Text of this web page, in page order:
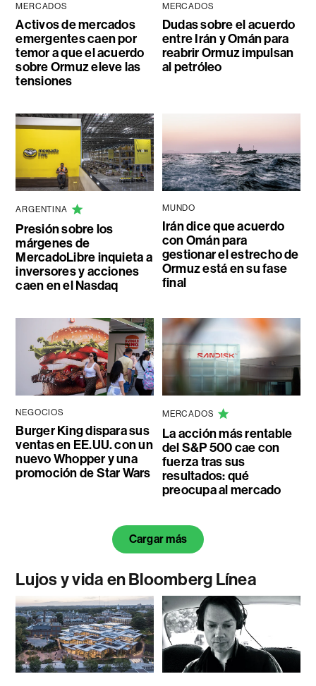
MERCADOS
Activos de mercados
emergentes caen por
temor a que el acuerdo
sobre Ormuz eleve las
tensiones
MERCADOS
Dudas sobre el acuerdo
entre Irán y Omán para
reabrir Ormuz impulsan
al petróleo
ARGENTINA
Presión sobre los
márgenes de
MercadoLibre inquieta a
inversores y acciones
caen en el Nasdaq
MUNDO
Irán dice que acuerdo
con Omán para
gestionar el estrecho de
Ormuz está en su fase
final
NEGOCIOS
Burger King dispara sus
ventas en EE.UU. con un
nuevo Whopper y una
promoción de Star Wars
MERCADOS
La acción más rentable
del S&P 500 cae con
fuerza tras sus
resultados: qué
preocupa al mercado
Cargar más
Lujos y vida en Bloomberg Línea